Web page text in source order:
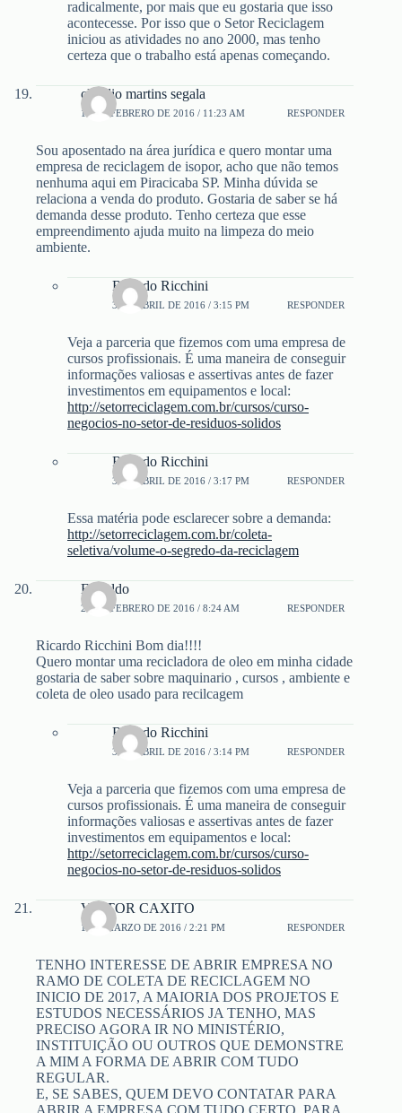
radicalmente, por mais que eu gostaria que isso
acontecesse. Por isso que o Setor Reciclagem
iniciou as atividades no ano 2000, mas tenho
certeza que o trabalho está apenas começando.
cláudio martins segala
15 DE FEBRERO DE 2016 / 11:23 AM RESPONDER
Sou aposentado na área jurídica e quero montar uma
empresa de reciclagem de isopor, acho que não temos
nenhuma aqui em Piracicaba SP. Minha dúvida se
relaciona a venda do produto. Gostaria de saber se há
demanda desse produto. Tenho certeza que esse
empreendimento ajuda muito na limpeza do meio
ambiente.
Ricardo Ricchini
3 DE ABRIL DE 2016 / 3:15 PM RESPONDER
Veja a parceria que fizemos com uma empresa de
cursos profissionais. É uma maneira de conseguir
informações valiosas e assertivas antes de fazer
investimentos em equipamentos e local:
http://setorreciclagem.com.br/cursos/curso-
negocios-no-setor-de-residuos-solidos
Ricardo Ricchini
3 DE ABRIL DE 2016 / 3:17 PM RESPONDER
Essa matéria pode esclarecer sobre a demanda:
http://setorreciclagem.com.br/coleta-
seletiva/volume-o-segredo-da-reciclagem
Erivaldo
28 DE FEBRERO DE 2016 / 8:24 AM RESPONDER
Ricardo Ricchini Bom dia!!!!
Quero montar uma recicladora de oleo em minha cidade
gostaria de saber sobre maquinario , cursos , ambiente e
coleta de oleo usado para recilcagem
Ricardo Ricchini
3 DE ABRIL DE 2016 / 3:14 PM RESPONDER
Veja a parceria que fizemos com uma empresa de
cursos profissionais. É uma maneira de conseguir
informações valiosas e assertivas antes de fazer
investimentos em equipamentos e local:
http://setorreciclagem.com.br/cursos/curso-
negocios-no-setor-de-residuos-solidos
VICTOR CAXITO
1 DE MARZO DE 2016 / 2:21 PM RESPONDER
TENHO INTERESSE DE ABRIR EMPRESA NO
RAMO DE COLETA DE RECICLAGEM NO
INICIO DE 2017, A MAIORIA DOS PROJETOS E
ESTUDOS NECESSÁRIOS JA TENHO, MAS
PRECISO AGORA IR NO MINISTÉRIO,
INSTITUIÇÃO OU OUTROS QUE DEMONSTRE
A MIM A FORMA DE ABRIR COM TUDO
REGULAR.
E, SE SABES, QUEM DEVO CONTATAR PARA
ABRIR A EMPRESA COM TUDO CERTO, PARA